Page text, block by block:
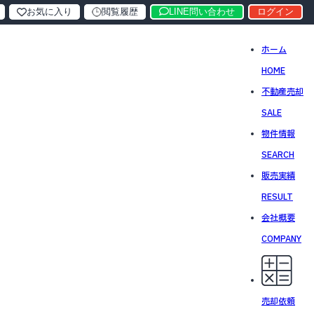
ホーム
HOME
不動産売却
SALE
物件情報
SEARCH
販売実績
RESULT
会社概要
COMPANY
売却依頼
お気に入り 閲覧履歴 LINE問い合わせ ログイン